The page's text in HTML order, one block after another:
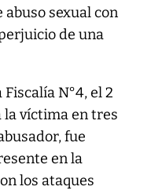
sexual con
de una
N°4, el 2
la víctima en tres
fue
en la
los ataques